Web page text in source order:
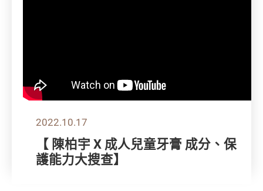
2022.10.17
【 陳柏宇 X 成人兒童牙膏 成分、保
護能力大搜查】